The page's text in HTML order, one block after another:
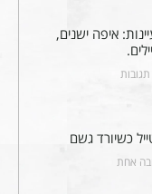
איפה ישנים,
כשיורד גשם
אחת